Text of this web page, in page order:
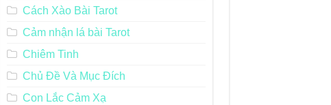
Cách Xào Bài Tarot
Cảm nhận lá bài Tarot
Chiêm Tinh
Chủ Đề Và Mục Đích
Con Lắc Cảm Xạ